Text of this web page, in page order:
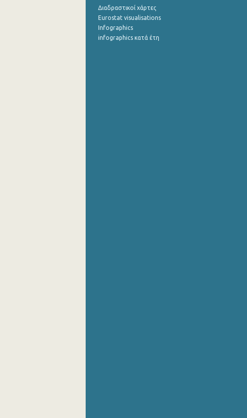
Διαδραστικοί χάρτες
Eurostat visualisations
Infographics
infographics κατά έτη